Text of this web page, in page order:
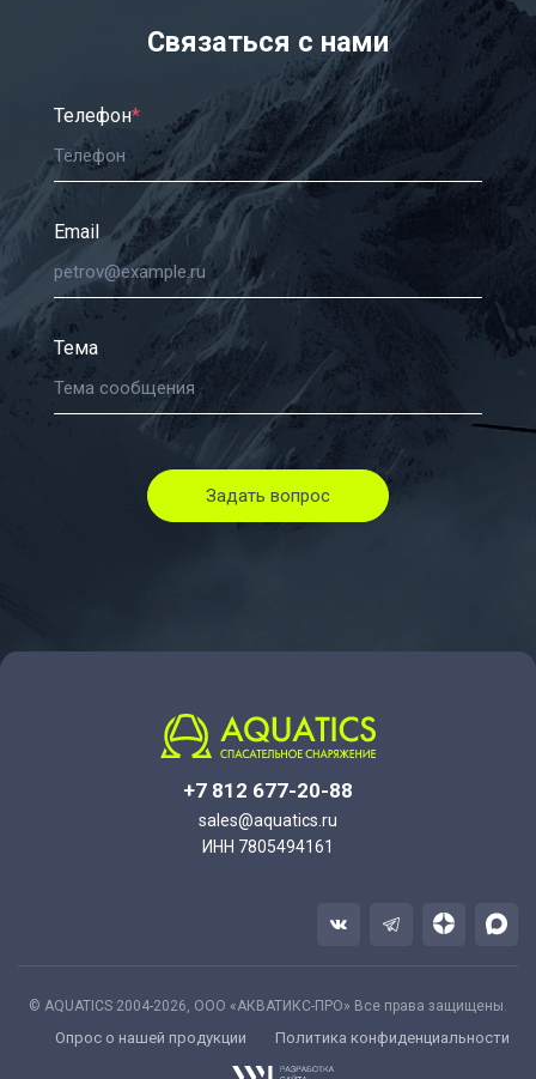
Связаться с нами
Телефон*
Email
Тема
Задать вопрос
+7 812 677-20-88
sales@aquatics.ru
ИНН 7805494161
© AQUATICS 2004-2026, ООО «АКВАТИКС-ПРО» Все права защищены.
Опрос о нашей продукции Политика конфиденциальности